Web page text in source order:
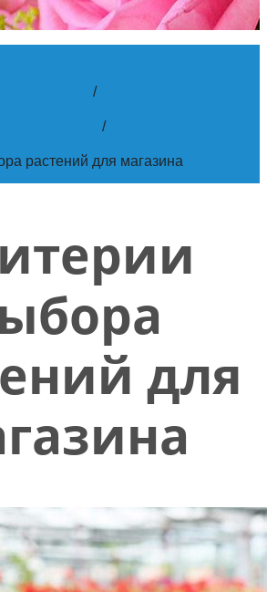
/
/
растений для магазина
для